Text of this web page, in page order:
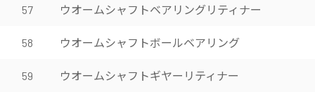
57 ウオームシャフトベアリングリティナー
58 ウオームシャフトボールベアリング
59 ウオームシャフトギヤーリティナー